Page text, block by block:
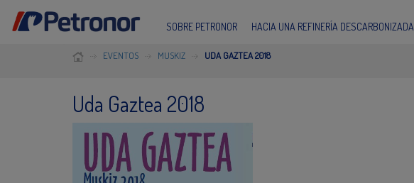
SOBRE PETRONOR HACIA UNA REFINERÍA DESCARBONIZADA
EVENTOS MUSKIZ UDA GAZTEA 2018
Uda Gaztea 2018